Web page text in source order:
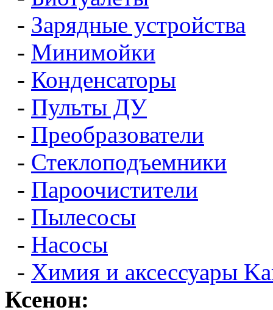
- Зарядные устройства
- Минимойки
- Конденсаторы
- Пульты ДУ
- Преобразователи
- Стеклоподъемники
- Пароочистители
- Пылесосы
- Насосы
- Химия и аксессуары
Ксенон: